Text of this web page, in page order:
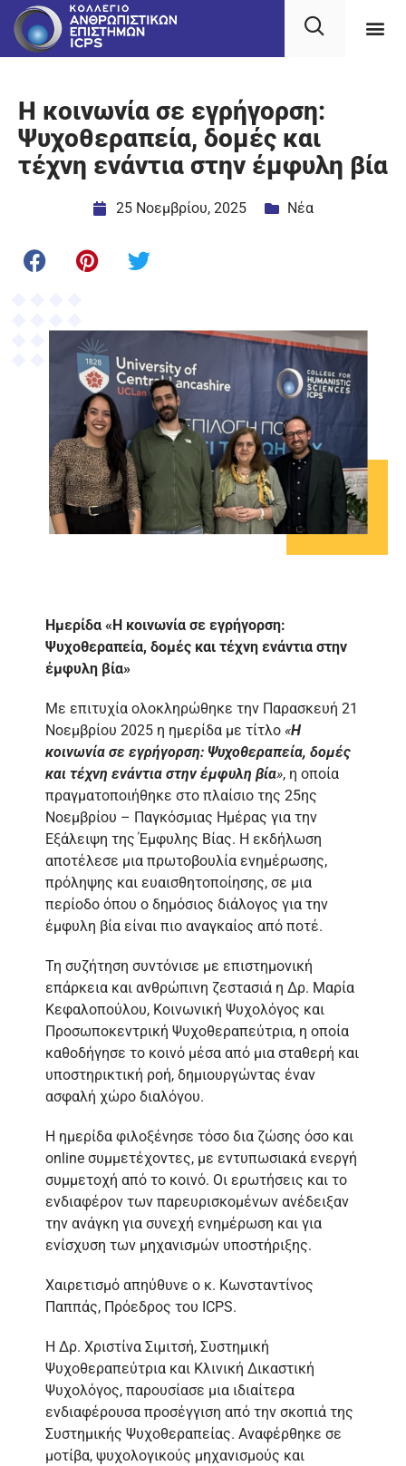
Η κοινωνία σε εγρήγορση:
Ψυχοθεραπεία, δομές και
τέχνη ενάντια στην έμφυλη βία
25 Νοεμβρίου, 2025 Νέα
Ημερίδα «Η κοινωνία σε εγρήγορση:
Ψυχοθεραπεία, δομές και τέχνη ενάντια στην
έμφυλη βία»
Με επιτυχία ολοκληρώθηκε την Παρασκευή 21
Νοεμβρίου 2025 η ημερίδα με τίτλο «Η
κοινωνία σε εγρήγορση: Ψυχοθεραπεία, δομές
και τέχνη ενάντια στην έμφυλη βία», η οποία
πραγματοποιήθηκε στο πλαίσιο της 25ης
Νοεμβρίου – Παγκόσμιας Ημέρας για την
Εξάλειψη της Έμφυλης Βίας. Η εκδήλωση
αποτέλεσε μια πρωτοβουλία ενημέρωσης,
πρόληψης και ευαισθητοποίησης, σε μια
περίοδο όπου ο δημόσιος διάλογος για την
έμφυλη βία είναι πιο αναγκαίος από ποτέ.
Τη συζήτηση συντόνισε με επιστημονική
επάρκεια και ανθρώπινη ζεστασιά η Δρ. Μαρία
Κεφαλοπούλου, Κοινωνική Ψυχολόγος και
Προσωποκεντρική Ψυχοθεραπεύτρια, η οποία
καθοδήγησε το κοινό μέσα από μια σταθερή και
υποστηρικτική ροή, δημιουργώντας έναν
ασφαλή χώρο διαλόγου.
Η ημερίδα φιλοξένησε τόσο δια ζώσης όσο και
online συμμετέχοντες, με εντυπωσιακά ενεργή
συμμετοχή από το κοινό. Οι ερωτήσεις και το
ενδιαφέρον των παρευρισκομένων ανέδειξαν
την ανάγκη για συνεχή ενημέρωση και για
ενίσχυση των μηχανισμών υποστήριξης.
Χαιρετισμό απηύθυνε ο κ. Κωνσταντίνος
Παππάς, Πρόεδρος του ICPS.
Η Δρ. Χριστίνα Σιμιτσή, Συστημική
Ψυχοθεραπεύτρια και Κλινική Δικαστική
Ψυχολόγος, παρουσίασε μια ιδιαίτερα
ενδιαφέρουσα προσέγγιση από την σκοπιά της
Συστημικής Ψυχοθεραπείας. Αναφέρθηκε σε
μοτίβα, ψυχολογικούς μηχανισμούς και